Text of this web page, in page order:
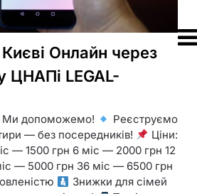
Онлайн через
LEGAL-
Ми допоможемо!
Реєструємо
— без посередників!
Ціни:
— 1500 грн 6 міс — 2000 грн 12
— 5000 грн 36 міс — 6500 грн
Знижки для сімей